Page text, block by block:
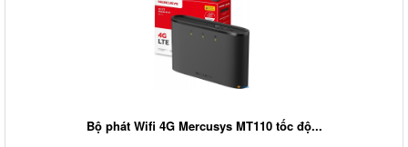
Bộ phát Wifi 4G Mercusys MT110 tốc độ...